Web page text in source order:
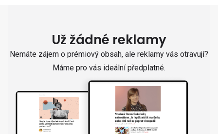
Už žádné reklamy
Nemáte zájem o prémiový obsah, ale reklamy vás otravují?
Máme pro vás ideální předplatné.